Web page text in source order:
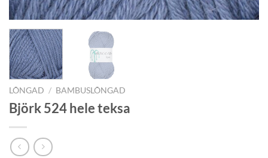
LÕNGAD / BAMBUSLÕNGAD
Björk 524 hele teksa